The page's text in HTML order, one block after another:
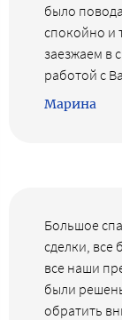
было
спокойно и
заезжаем в
работой с
Марина
Большое
сделки, все
все наши
были
обратить